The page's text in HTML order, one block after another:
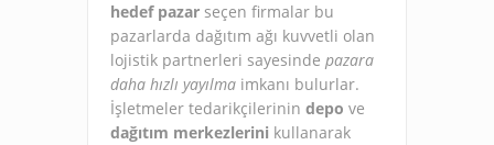
hedef pazar seçen firmalar bu
pazarlarda dağıtım ağı kuvvetli olan
lojistik partnerleri sayesinde pazara
daha hızlı yayılma imkanı bulurlar.
İşletmeler tedarikçilerinin depo ve
dağıtım merkezlerini kullanarak